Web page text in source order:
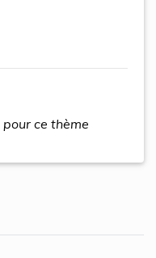
pour ce thème